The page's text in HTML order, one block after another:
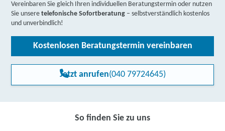
Vereinbaren Sie gleich Ihren individuellen Beratungstermin oder nutzen
Sie unseretelefonische Sofortberatung – selbstverständlich kostenlos
und unverbindlich!
Kostenlosen Beratungstermin vereinbaren
Jetzt anrufen(040 79724645)
So finden Sie zu uns